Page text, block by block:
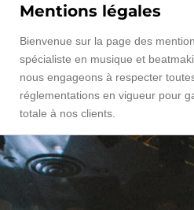
Mentions légales
Bienvenue sur la page des
spécialiste en musique et
nous engageons à respecter
réglementations en vigueur pour
totale à nos clients.